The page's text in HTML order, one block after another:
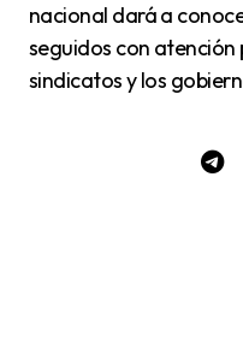
nacional dará a
seguidos con atención
sindicatos y los